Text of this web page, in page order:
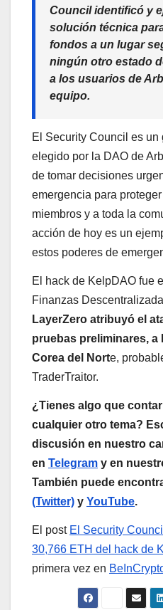
Council identificó y
solución técnica
fondos a un lugar
ningún otro estado
a los usuarios de
equipo.
El Security Council es
elegido por la DAO de
de tomar decisiones
emergencia para
miembros y a toda la
acción de hoy es un
estos poderes de
El hack de KelpDAO fue
Finanzas
LayerZero atribuyó el
pruebas preliminares, a
Corea del Norte,
TraderTraitor.
¿Tienes algo que
cualquier otro tema?
discusión en nuestro
en Telegram y en
También puede
(Twitter) y YouTube.
El post El Security
30,766 ETH del hack de
primera vez en